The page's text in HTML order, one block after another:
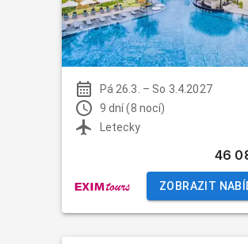
Pá 26.3. – So 3.4.2027
9 dní (8 nocí)
Letecky
46
ZOBRAZIT